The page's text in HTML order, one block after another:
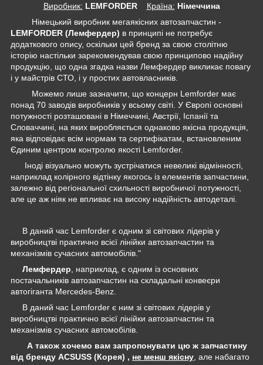
Виробник: LEMFORDER Крaїна: Німеччина
Німецький виробник мегаякісних автозапчастин -
LEMFORDER (Лемфердер) в принципі не потребує
додаткового опису, оскільки цей бренд за свою столітню
історію настільки зарекомендував свою принципово надійну
продукцію, що одна згадка назви Лемфердер викликає повагу
і у майстрів СТО, і у простих автовласників.
Можемо лише зазначити, що концерн Lemforder має
понад 70 заводів виробників у всьому світі. У Європі основні
потужності розташовані в Німеччині, Австрії, Іспанії та
Словаччині, на яких виробляється однаково якісна продукція,
яка відповідає всім нормам та сертифікатам, встановленим
Єдиним центром контролю якості Lemforder.
Іноді візуально можуть зустрічатися невеликі відмінності,
наприклад колірного відтінку якогось із елементів запчастини,
залежно від регіональної схильності виробничої потужності,
але це аж ніяк не впливає на високу надійність автодеталі.
В даний час Lemforder є одним зі світових лідерів у
виробництві практично всієї лінійки автозапчастин та
механізмів сучасних автомобілів."
Лемфердер , наприклад, є одним із основних
постачальників автозапчастин на складальні конвеєри
автогіганта Mercedes-Benz.
В даний час Lemforder є ним зі світових лідерів у
виробництві практично всієї лінійки автозапчастин та
механізмів сучасних автомобілів.
А також хочемо вам запропонувати цю ж запчастину
від бренду ACSUSS (Корея) , не менш якісну , але набагато